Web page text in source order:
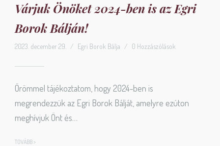
Várjuk Önöket 2024-ben is az Egri
Borok Bálján!
2023. december 29. / Egri Borok Bálja / 0 Hozzászólások
Örömmel tájékoztatom, hogy 2024-ben is
megrendezzük az Egri Borok Bálját, amelyre ezúton
meghívjuk Önt és…
TOVÁBB >